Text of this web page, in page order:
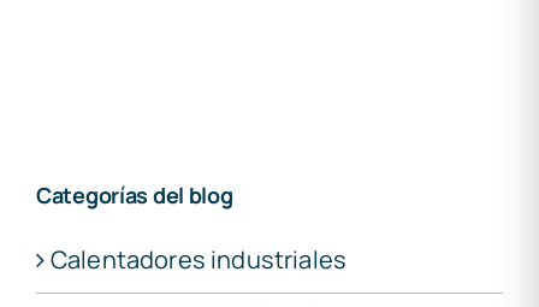
Categorías del blog
Calentadores industriales